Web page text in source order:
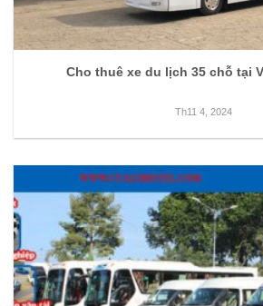
Cho thuê xe du lịch 35 chỗ tại
Th11 4, 2024